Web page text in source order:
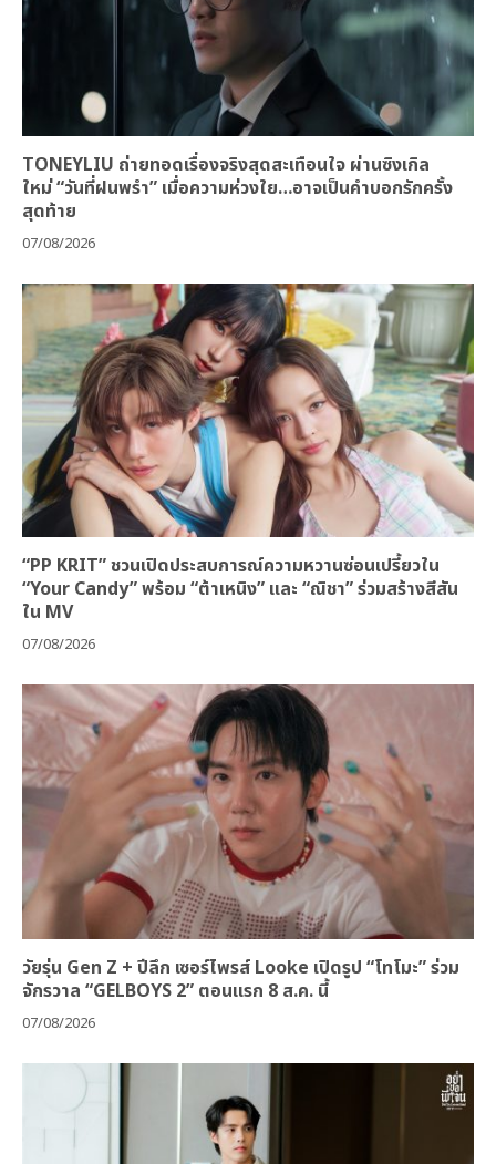
TONEYLIU ถ่ายทอดเรื่องจริงสุดสะเทือนใจ ผ่านซิงเกิล
ใหม่ “วันที่ฝนพรำ” เมื่อความห่วงใย…อาจเป็นคำบอกรักครั้ง
สุดท้าย
07/08/2026
“PP KRIT” ชวนเปิดประสบการณ์ความหวานซ่อนเปรี้ยวใน
“Your Candy” พร้อม “ต้าเหนิง” และ “ณิชา” ร่วมสร้างสีสัน
ใน MV
07/08/2026
วัยรุ่น Gen Z + ปีลึก เซอร์ไพรส์ Looke เปิดรูป “โทโมะ” ร่วม
จักรวาล “GELBOYS 2” ตอนแรก 8 ส.ค. นี้
07/08/2026